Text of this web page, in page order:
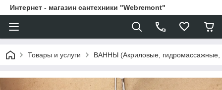
Интернет - магазин сантехники "Webremont"
Товары и услуги ВАННЫ (Акриловые,